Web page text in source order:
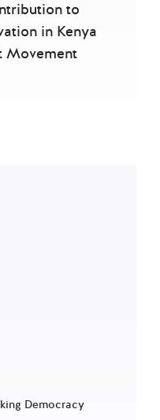
to
in Kenya
Movement
Democracy